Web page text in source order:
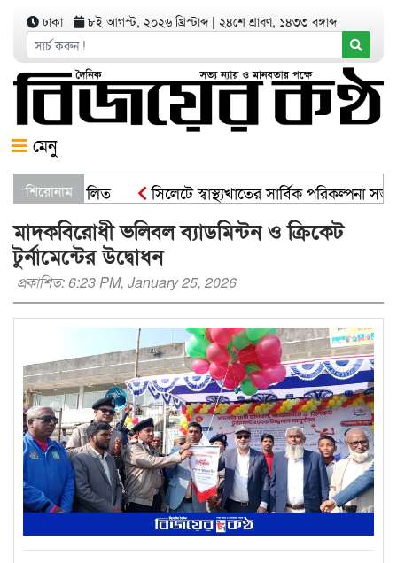
ঢাকা ৮ই আগস্ট, ২০২৬ খ্রিস্টাব্দ| ২৪শে শ্রাবণ, ১৪৩৩ বঙ্গাব্দ
মেনু
শিরোনাম
কর্মসূচী পালিত সিলেটে স্বাস্থ্যখাতের সার্বিক পরিকল্পনা
মাদকবিরোধী ভলিবল ব্যাডমিন্টন ও ক্রিকেট
টুর্নামেন্টের উদ্বোধন
প্রকাশিত: 6:23 PM, January 25, 2026